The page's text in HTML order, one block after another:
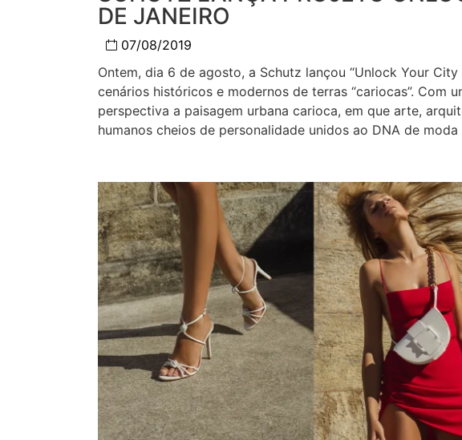
DE JANEIRO
07/08/2019
Ontem, dia 6 de agosto, a Schutz lançou “Unlock Your
cenários históricos e modernos de terras “cariocas”. Com
perspectiva a paisagem urbana carioca, em que arte,
humanos cheios de personalidade unidos ao DNA de